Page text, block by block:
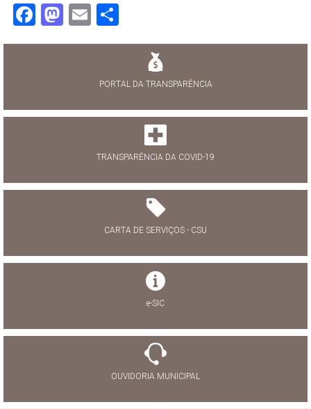
Facebook
Mastodon
Email
PORTAL DA TRANSPARÊNCIA
TRANSPARÊNCIA DA COVID-19
CARTA DE SERVIÇOS - CSU
e-SIC
OUVIDORIA MUNICIPAL